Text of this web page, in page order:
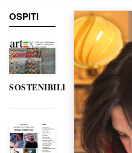
OSPITI
SOSTENIBILITÀ